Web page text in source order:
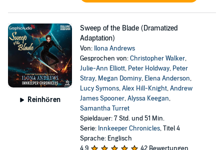
Reinhören
Sweep of the Blade (Dramatized
Adaptation)
Von: Ilona Andrews
Gesprochen von:Christopher Walker,
Julie-Ann Elliott, Peter Holdway, Peter
Stray, Megan Dominy, Elena Anderson,
Lucy Symons,Alex Hill-Knight,Andrew
James Spooner,Alyssa Keegan,
Samantha Turret
Spieldauer: 7 Std. und 51 Min.
Serie: Innkeeper Chronicles, Titel 4
Sprache: Englisch